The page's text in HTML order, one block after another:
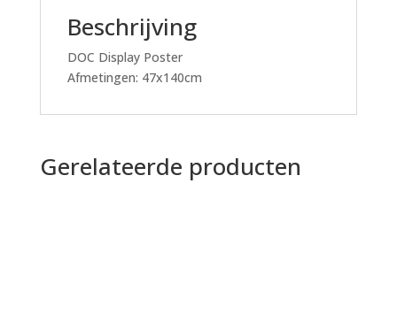
Beschrijving
DOC Display Poster
Afmetingen: 47x140cm
Gerelateerde producten